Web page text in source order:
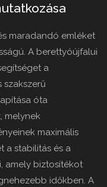
maradandó emléket
A berettyóújfalui
a
szakszerű
óta
melynek
maximális
a stabilitás és a
amely biztosítékot
időkben. A